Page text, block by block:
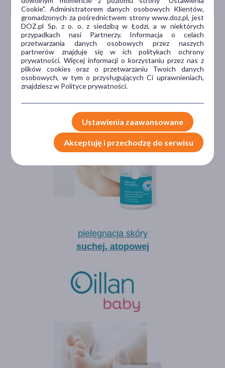
NAJBARDZIEJ WYMAGAJĄCEJ SKÓRY
pielęgnacja skóry
suchej, atopowej
Cookie". Administratorem danych osobowych Klientów,
gromadzonych za pośrednictwem strony www.doz.pl, jest
DOZ.pl Sp. z o. o. z siedzibą w Łodzi, a w niektórych
przypadkach nasi Partnerzy. Informacja o celach
przetwarzania danych osobowych przez naszych
partnerów znajduje się w ich politykach ochrony
prywatności. Więcej informacji o korzystaniu przez nas z
plików cookies oraz o przetwarzaniu Twoich danych
osobowych, w tym o przysługujących Ci uprawnieniach,
znajdziesz w Polityce prywatności.
Ustawienia zaawansowane
Akceptuję i przechodzę do serwisu